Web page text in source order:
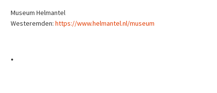
Museum Helmantel
Westeremden:https://www.helmantel.nl/museum
•